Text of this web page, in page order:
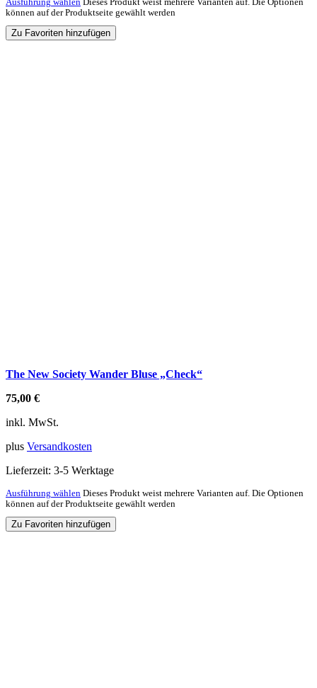
Ausführung wählen Dieses Produkt weist mehrere Varianten auf. Die Optionen
können auf der Produktseite gewählt werden
Zu Favoriten hinzufügen
The New Society Wander Bluse „Check“
75,00 €
inkl. MwSt.
plus Versandkosten
Lieferzeit: 3-5 Werktage
Ausführung wählen Dieses Produkt weist mehrere Varianten auf. Die Optionen
können auf der Produktseite gewählt werden
Zu Favoriten hinzufügen